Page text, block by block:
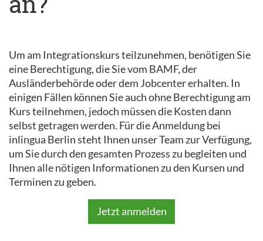
Um am Integrationskurs teilzunehmen, benötigen Sie
eine Berechtigung, die Sie vom BAMF, der
Ausländerbehörde oder dem Jobcenter erhalten. In
einigen Fällen können Sie auch ohne Berechtigung am
Kurs teilnehmen, jedoch müssen die Kosten dann
selbst getragen werden. Für die Anmeldung bei
inlingua Berlin steht Ihnen unser Team zur Verfügung,
um Sie durch den gesamten Prozess zu begleiten und
Ihnen alle nötigen Informationen zu den Kursen und
Terminen zu geben.
Jetzt anmelden